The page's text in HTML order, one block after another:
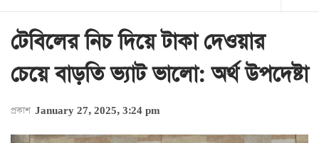
টেবিলের নিচ দিয়ে টাকা দেওয়ার
চেয়ে বাড়তি ভ্যাট ভালো: অর্থ উপদেষ্টা
প্রকাশ January 27, 2025, 3:24 pm